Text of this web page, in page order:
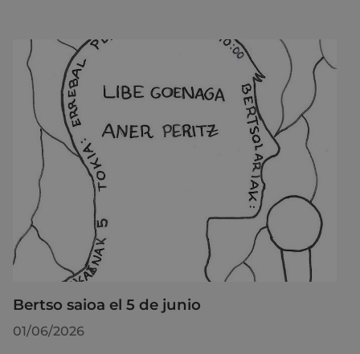
Bertso saioa el 5 de junio
01/06/2026